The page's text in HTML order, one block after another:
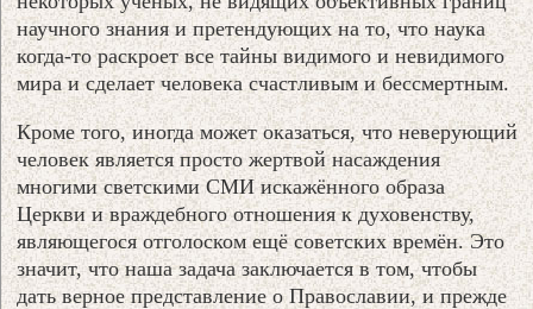
научного знания и претендующих на то, что наука
когда-то раскроет все тайны видимого и невидимого
мира и сделает человека счастливым и бессмертным.
Кроме того, иногда может оказаться, что неверующий
человек является просто жертвой насаждения
многими светскими СМИ искажённого образа
Церкви и враждебного отношения к духовенству,
являющегося отголоском ещё советских времён. Это
значит, что наша задача заключается в том, чтобы
дать верное представление о Православии, и прежде